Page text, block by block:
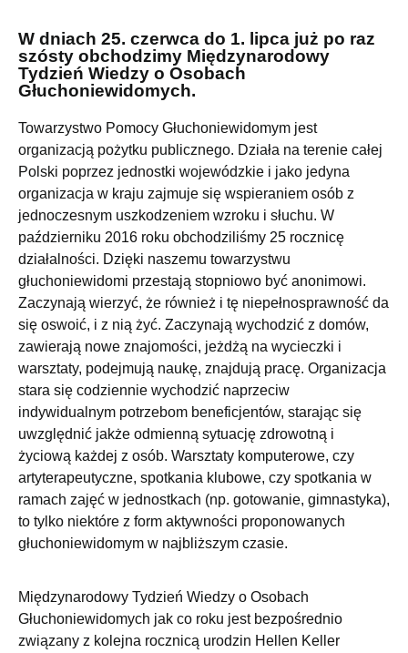
W dniach 25. czerwca do 1. lipca już po raz
szósty obchodzimy Międzynarodowy
Tydzień Wiedzy o Osobach
Głuchoniewidomych.
Towarzystwo Pomocy Głuchoniewidomym jest
organizacją pożytku publicznego. Działa na terenie całej
Polski poprzez jednostki wojewódzkie i jako jedyna
organizacja w kraju zajmuje się wspieraniem osób z
jednoczesnym uszkodzeniem wzroku i słuchu. W
październiku 2016 roku obchodziliśmy 25 rocznicę
działalności. Dzięki naszemu towarzystwu
głuchoniewidomi przestają stopniowo być anonimowi.
Zaczynają wierzyć, że również i tę niepełnosprawność da
się oswoić, i z nią żyć. Zaczynają wychodzić z domów,
zawierają nowe znajomości, jeżdżą na wycieczki i
warsztaty, podejmują naukę, znajdują pracę. Organizacja
stara się codziennie wychodzić naprzeciw
indywidualnym potrzebom beneficjentów, starając się
uwzględnić jakże odmienną sytuację zdrowotną i
życiową każdej z osób. Warsztaty komputerowe, czy
artyterapeutyczne, spotkania klubowe, czy spotkania w
ramach zajęć w jednostkach (np. gotowanie, gimnastyka),
to tylko niektóre z form aktywności proponowanych
głuchoniewidomym w najbliższym czasie.
Międzynarodowy Tydzień Wiedzy o Osobach
Głuchoniewidomych jak co roku jest bezpośrednio
związany z kolejna rocznicą urodzin Hellen Keller